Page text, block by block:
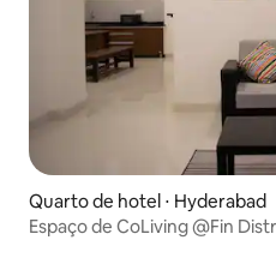
Quarto de hotel ⋅ Hyderabad
Espaço de CoLiving @Fin